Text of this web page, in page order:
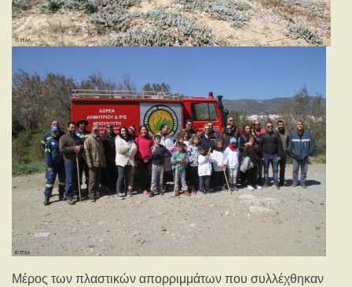
Μέρος των πλαστικών απορριμμάτων που συλλέχθηκαν